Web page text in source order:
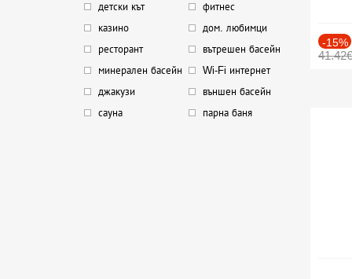
детски кът
фитнес
казино
дом. любимци
ресторант
вътрешен басейн
минерален басейн
Wi-Fi интернет
джакузи
външен басейн
сауна
парна баня
-15%
41.42€